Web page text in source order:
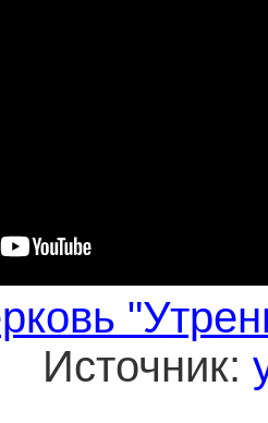
Источник: